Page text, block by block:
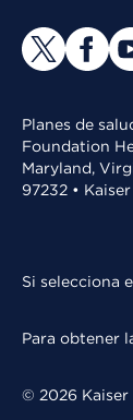
Planes de
Foundation
Maryland,
97232 •
Si selecciona
Para obtener
© 2026 Kaiser